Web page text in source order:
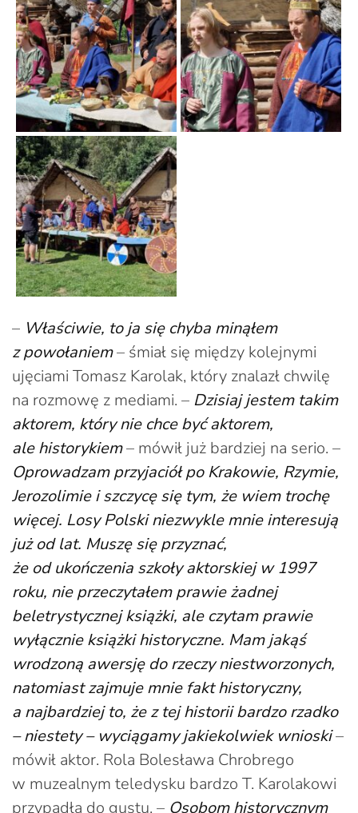
– Właściwie, to ja się chyba minąłem
z powołaniem– śmiał się między kolejnymi
ujęciami Tomasz Karolak, który znalazł chwilę
na rozmowę z mediami. – Dzisiaj jestem takim
aktorem, który nie chce być aktorem,
ale historykiem– mówił już bardziej na serio. –
Oprowadzam przyjaciół po Krakowie, Rzymie,
Jerozolimie i szczycę się tym, że wiem trochę
więcej. Losy Polski niezwykle mnie interesują
już od lat. Muszę się przyznać,
że od ukończenia szkoły aktorskiej w 1997
roku, nie przeczytałem prawie żadnej
beletrystycznej książki, ale czytam prawie
wyłącznie książki historyczne. Mam jakąś
wrodzoną awersję do rzeczy niestworzonych,
natomiast zajmuje mnie fakt historyczny,
a najbardziej to, że z tej historii bardzo rzadko
– niestety – wyciągamy jakiekolwiek wnioski–
mówił aktor. Rola Bolesława Chrobrego
w muzealnym teledysku bardzo T. Karolakowi
przypadła do gustu. – Osobom historycznym